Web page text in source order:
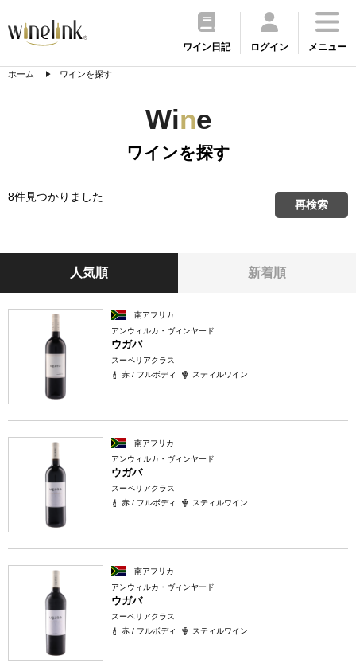
ワイン日記 ログイン メニュー
ホーム ワインを探す
Wine
ワインを探す
8件見つかりました
再検索
人気順 新着順
南アフリカ
アンウィルカ・ヴィンヤード
ウガバ
スーペリアクラス
赤 / フルボディ
スティルワイン
南アフリカ
アンウィルカ・ヴィンヤード
ウガバ
スーペリアクラス
赤 / フルボディ
スティルワイン
南アフリカ
アンウィルカ・ヴィンヤード
ウガバ
スーペリアクラス
赤 / フルボディ
スティルワイン